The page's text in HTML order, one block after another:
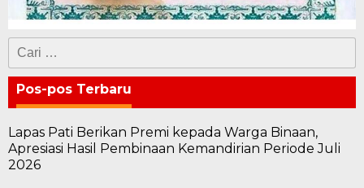
Cari
untuk:
Pos-pos Terbaru
Lapas Pati Berikan Premi kepada Warga Binaan,
Apresiasi Hasil Pembinaan Kemandirian Periode Juli
2026